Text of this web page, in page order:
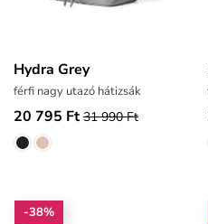
Hydra Grey
férfi nagy utazó hátizsák
20 795 Ft 31 990 Ft
-38%